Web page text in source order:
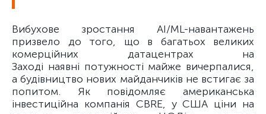
Вибухове зростання AI/ML-навантажень
призвело до того, що в багатьох великих
комерційних датацентрах на
Заході наявні потужності майже вичерпалися,
а будівництво нових майданчиків не встигає за
попитом. Як повідомляє американська
інвестиційна компанія CBRE, у США ціни на